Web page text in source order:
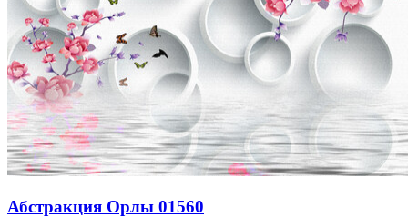
Абстракция Орлы 01560